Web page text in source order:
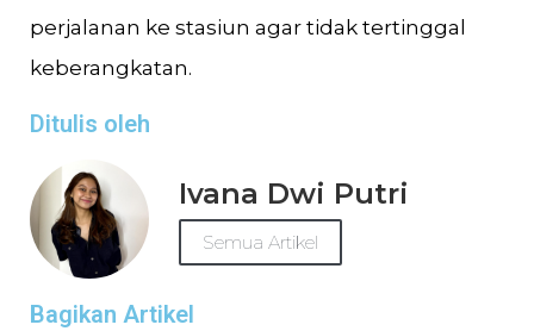
perjalanan ke stasiun agar tidak tertinggal
keberangkatan.
Ditulis oleh
Ivana Dwi Putri
Semua Artikel
Bagikan Artikel